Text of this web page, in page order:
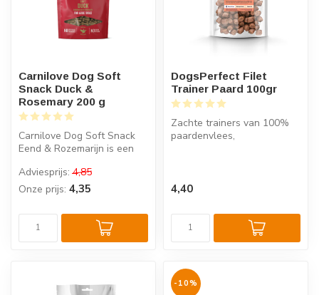
Carnilove Dog Soft
Snack Duck &
Rosemary 200 g
Carnilove Dog Soft Snack
Eend & Rozemarijn is een
met een...
Adviesprijs: 4,85
Onze prijs: 4,35
DogsPerfect Filet
Trainer Paard 100gr
Zachte trainers van 100%
paardenvlees,
4,40
-10%